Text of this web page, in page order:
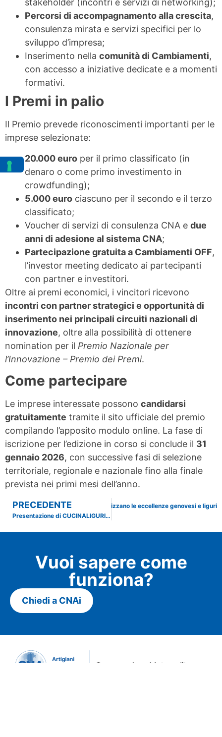
stakeholder (incontri e servizi di networking);
Percorsi di accompagnamento alla crescita,
consulenza mirata e servizi specifici per lo
sviluppo d’impresa;
Inserimento nella comunità di Cambiamenti,
con accesso a iniziative dedicate e a momenti
formativi.
I Premi in palio
Il Premio prevede riconoscimenti importanti per le
imprese selezionate:
20.000 euro per il primo classificato (in
denaro o come primo investimento in
crowdfunding);
5.000 euro ciascuno per il secondo e il terzo
classificato;
Voucher di servizi di consulenza CNA e due
anni di adesione al sistema CNA;
Partecipazione gratuita a Cambiamenti OFF,
l’investor meeting dedicato ai partecipanti
con partner e investitori.
Oltre ai premi economici, i vincitori ricevono
incontri con partner strategici e opportunità di
inserimento nei principali circuiti nazionali di
innovazione, oltre alla possibilità di ottenere
nomination per il Premio Nazionale per
l’Innovazione – Premio dei Premi.
Come partecipare
Le imprese interessate possono candidarsi
gratuitamente tramite il sito ufficiale del premio
compilando l’apposito modulo online. La fase di
iscrizione per l’edizione in corso si conclude il 31
gennaio 2026, con successive fasi di selezione
territoriale, regionale e nazionale fino alla finale
prevista nei primi mesi dell’anno.
PRECEDENTE
Presentazione di CUCINALIGURIA 2026
di Camera di Commercio che valorizzano le eccellenze genovesi e liguri
Vuoi sapere come
funziona?
Chiedi a CNAi